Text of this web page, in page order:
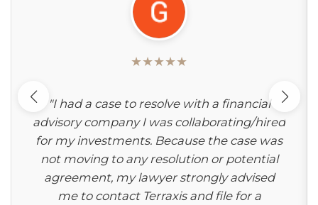
★★★★★
"I had a case to resolve with a financial
advisory company I was collaborating/hired
for my investments. Because the case was
not moving to any resolution or potential
agreement, my lawyer strongly advised
me to contact Terraxis and file for a